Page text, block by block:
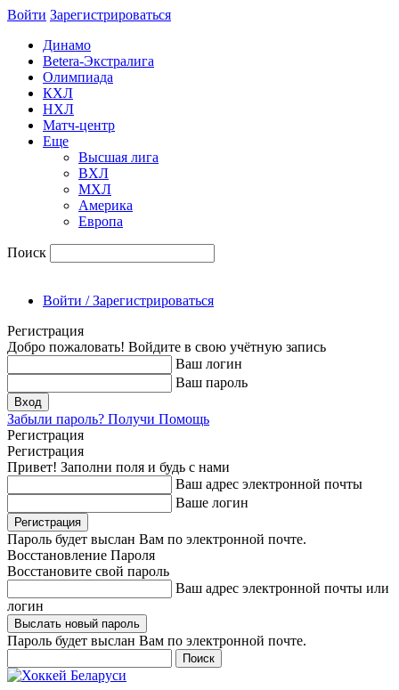
Войти Зарегиcтрироваться
Динамо
Betera-Экстралига
Олимпиада
КХЛ
НХЛ
Матч-центр
Еще
Высшая лига
ВХЛ
МХЛ
Америка
Европа
Поиск
Войти / Зарегистрироваться
Регистрация
Добро пожаловать! Войдите в свою учётную запись
Ваш логин
Ваш пароль
Забыли пароль? Получи Помощь
Регистрация
Регистрация
Привет! Заполни поля и будь с нами
Ваш адрес электронной почты
Ваше логин
Пароль будет выслан Вам по электронной почте.
Восстановление Пароля
Восстановите свой пароль
Ваш адрес электронной почты или
логин
Пароль будет выслан Вам по электронной почте.